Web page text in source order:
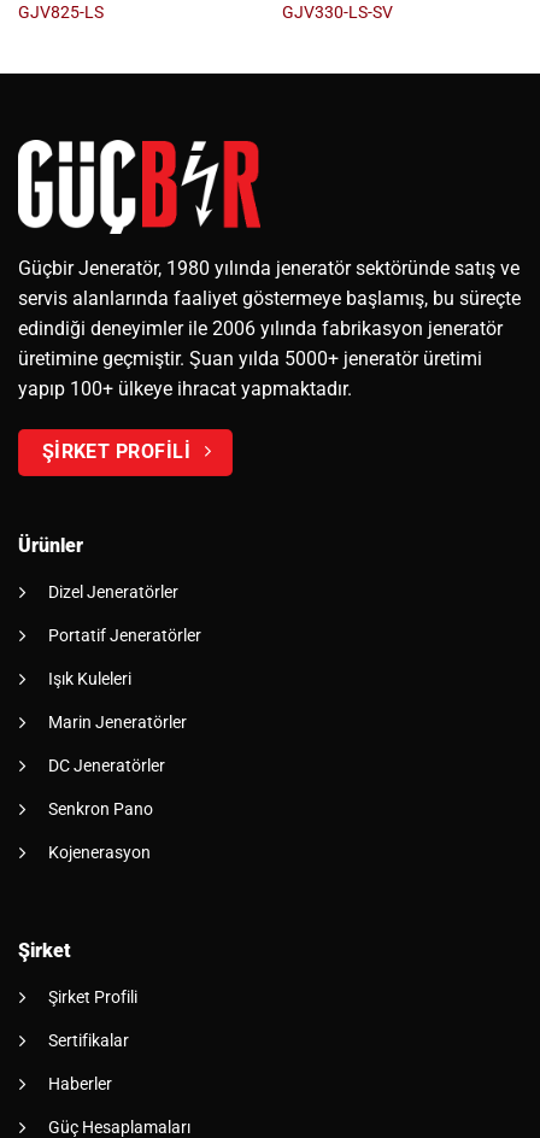
GJV825-LS GJV330-LS-SV
Güçbir Jeneratör, 1980 yılında jeneratör sektöründe satış ve
servis alanlarında faaliyet göstermeye başlamış, bu süreçte
edindiği deneyimler ile 2006 yılında fabrikasyon jeneratör
üretimine geçmiştir. Şuan yılda 5000+ jeneratör üretimi
yapıp 100+ ülkeye ihracat yapmaktadır.
ŞİRKET PROFİLİ
Ürünler
Dizel Jeneratörler
Portatif Jeneratörler
Işık Kuleleri
Marin Jeneratörler
DC Jeneratörler
Senkron Pano
Kojenerasyon
Şirket
Şirket Profili
Sertifikalar
Haberler
Güç Hesaplamaları